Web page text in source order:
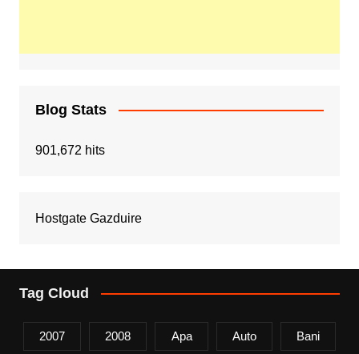
Blog Stats
901,672 hits
Hostgate Gazduire
Tag Cloud
2007 2008 Apa Auto Bani